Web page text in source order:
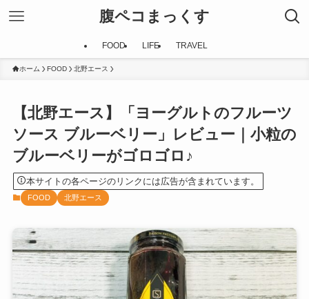
腹ペコまっくす
FOOD LIFE TRAVEL
ホーム FOOD 北野エース
【北野エース】「ヨーグルトのフルーツ
ソース ブルーベリー」レビュー｜小粒の
ブルーベリーがゴロゴロ♪
本サイトの各ページのリンクには広告が含まれています。
FOOD 北野エース